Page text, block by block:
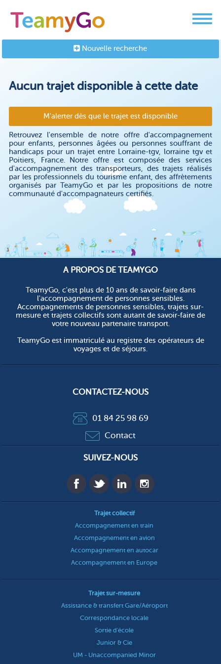
Nouvelle recherche
Aucun trajet disponible à cette date
M'alerter dès que le trajet est disponible
Retrouvez l'ensemble de notre offre d'accompagnement
pour enfants, personnes âgées ou personnes souffrant de
handicaps pour un trajet entre Lorraine-tgv, lorraine tgv et
Poitiers, France. Notre offre est composée des services
d'accompagnement des transporteurs, des trajets réalisés
par les professionnels du tourisme enfant, des affrètements
organisés par TeamyGo et par les propositions de notre
communauté d'accompagnateurs certifiés.
A PROPOS DE TEAMYGO
TeamyGo, c'est plus de 10 ans de savoir-faire dans
l'accompagnement de personnes sensibles.
Accompagnements de personnes sensibles, trajets sur-
mesure et trajets collectifs sont autant de savoir-faire de
votre nouveau partenaire transport.
TeamyGo est immatriculé au registre des opérateurs de
voyages et de séjours.
CONTACTEZ-NOUS
01 84 25 98 69
Contact
SUIVEZ-NOUS
Trajet collectif
Accompagnement en train
Accompagnement en avion
Accompagnement en autocar
Accompagnement en Europe
Trajet sur-mesure
Assistance & transfert Gare/Aéroport
Correspondance locale
Sortie d'école
Junior & Cie
UM - Unaccompanied Minor